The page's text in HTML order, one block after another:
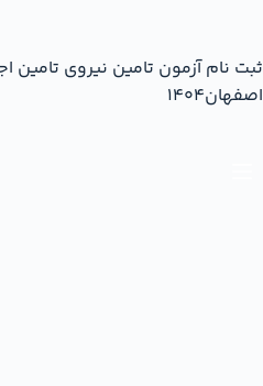
ثبت نام آزمون تامین نیروی تامین
اصفهان1404